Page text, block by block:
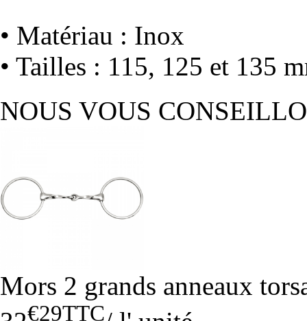
• Matériau : Inox
• Tailles : 115, 125 et 135
NOUS VOUS
Mors 2 grands anneaux
€29TTC